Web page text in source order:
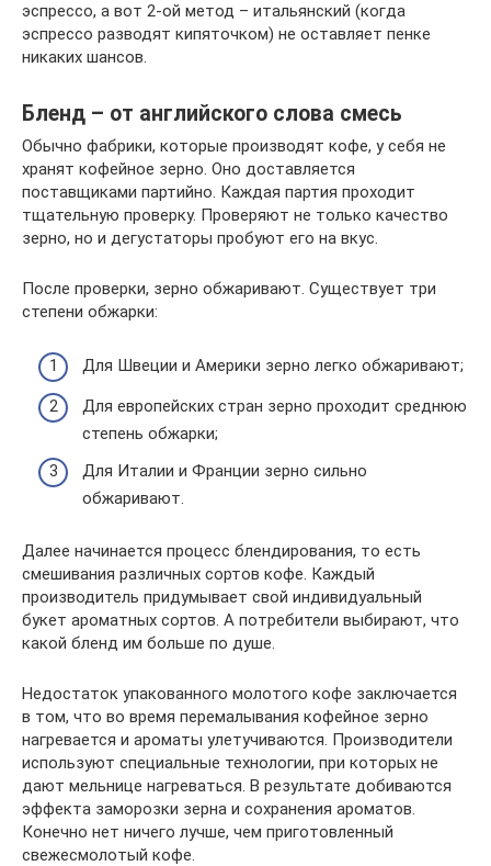
эспрессо, а вот 2-ой метод – итальянский (когда
эспрессо разводят кипяточком) не оставляет пенке
никаких шансов.
Бленд – от английского слова смесь
Обычно фабрики, которые производят кофе, у себя не
хранят кофейное зерно. Оно доставляется
поставщиками партийно. Каждая партия проходит
тщательную проверку. Проверяют не только качество
зерно, но и дегустаторы пробуют его на вкус.
После проверки, зерно обжаривают. Существует три
степени обжарки:
Для Швеции и Америки зерно легко обжаривают;
Для европейских стран зерно проходит среднюю
степень обжарки;
Для Италии и Франции зерно сильно
обжаривают.
Далее начинается процесс блендирования, то есть
смешивания различных сортов кофе. Каждый
производитель придумывает свой индивидуальный
букет ароматных сортов. А потребители выбирают, что
какой бленд им больше по душе.
Недостаток упакованного молотого кофе заключается
в том, что во время перемалывания кофейное зерно
нагревается и ароматы улетучиваются. Производители
используют специальные технологии, при которых не
дают мельнице нагреваться. В результате добиваются
эффекта заморозки зерна и сохранения ароматов.
Конечно нет ничего лучше, чем приготовленный
свежесмолотый кофе.